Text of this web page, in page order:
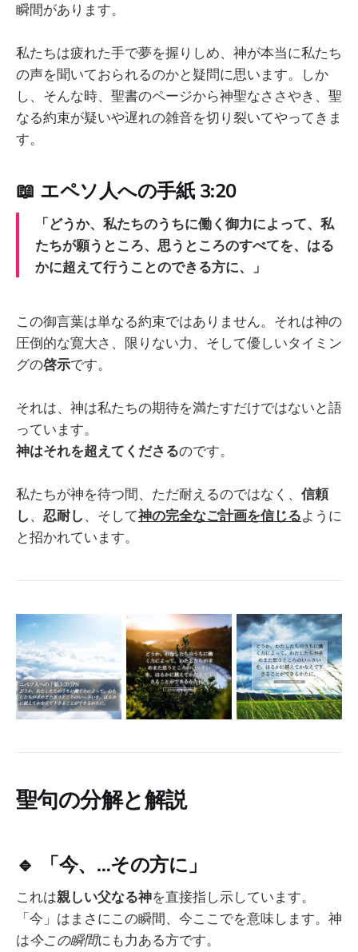
瞬間があります。
私たちは疲れた手で夢を握りしめ、神が本当に私たち
の声を聞いておられるのかと疑問に思います。しか
し、そんな時、聖書のページから神聖なささやき、聖
なる約束が疑いや遅れの雑音を切り裂いてやってきま
す。
📖 エペソ人への手紙 3:20
「どうか、私たちのうちに働く御力によって、私
たちが願うところ、思うところのすべてを、はる
かに超えて行うことのできる方に、」
この御言葉は単なる約束ではありません。それは神の
圧倒的な寛大さ、限りない力、そして優しいタイミン
グの啓示です。
それは、神は私たちの期待を満たすだけではないと語
っています。
神はそれを超えてくださるのです。
私たちが神を待つ間、ただ耐えるのではなく、 信頼
し、 忍耐し、そして神の完全なご計画を信じるように
と招かれています。
聖句の分解と解説
🔹 「今、…その方に」
これは親しい父なる神を直接指し示しています。
「今」はまさにこの瞬間、今ここでを意味します。神
は今この瞬間にも力ある方です。